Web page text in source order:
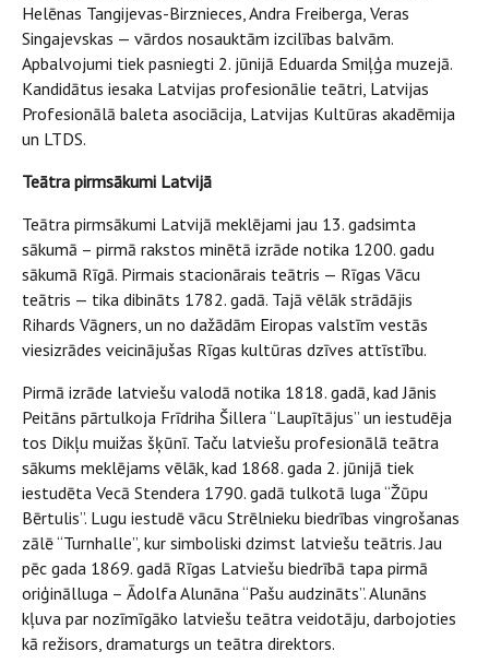
Helēnas Tangijevas-Birznieces, Andra Freiberga, Veras
Singajevskas — vārdos nosauktām izcilības balvām.
Apbalvojumi tiek pasniegti 2. jūnijā Eduarda Smiļģa muzejā.
Kandidātus iesaka Latvijas profesionālie teātri, Latvijas
Profesionālā baleta asociācija, Latvijas Kultūras akadēmija
un LTDS.
Teātra pirmsākumi Latvijā
Teātra pirmsākumi Latvijā meklējami jau 13. gadsimta
sākumā – pirmā rakstos minētā izrāde notika 1200. gadu
sākumā Rīgā. Pirmais stacionārais teātris — Rīgas Vācu
teātris — tika dibināts 1782. gadā. Tajā vēlāk strādājis
Rihards Vāgners, un no dažādām Eiropas valstīm vestās
viesizrādes veicinājušas Rīgas kultūras dzīves attīstību.
Pirmā izrāde latviešu valodā notika 1818. gadā, kad Jānis
Peitāns pārtulkoja Frīdriha Šillera “Laupītājus” un iestudēja
tos Dikļu muižas šķūnī. Taču latviešu profesionālā teātra
sākums meklējams vēlāk, kad 1868. gada 2. jūnijā tiek
iestudēta Vecā Stendera 1790. gadā tulkotā luga “Žūpu
Bērtulis”. Lugu iestudē vācu Strēlnieku biedrības vingrošanas
zālē “Turnhalle”, kur simboliski dzimst latviešu teātris. Jau
pēc gada 1869. gadā Rīgas Latviešu biedrībā tapa pirmā
oriģinālluga – Ādolfa Alunāna “Pašu audzināts”. Alunāns
kļuva par nozīmīgāko latviešu teātra veidotāju, darbojoties
kā režisors, dramaturgs un teātra direktors.